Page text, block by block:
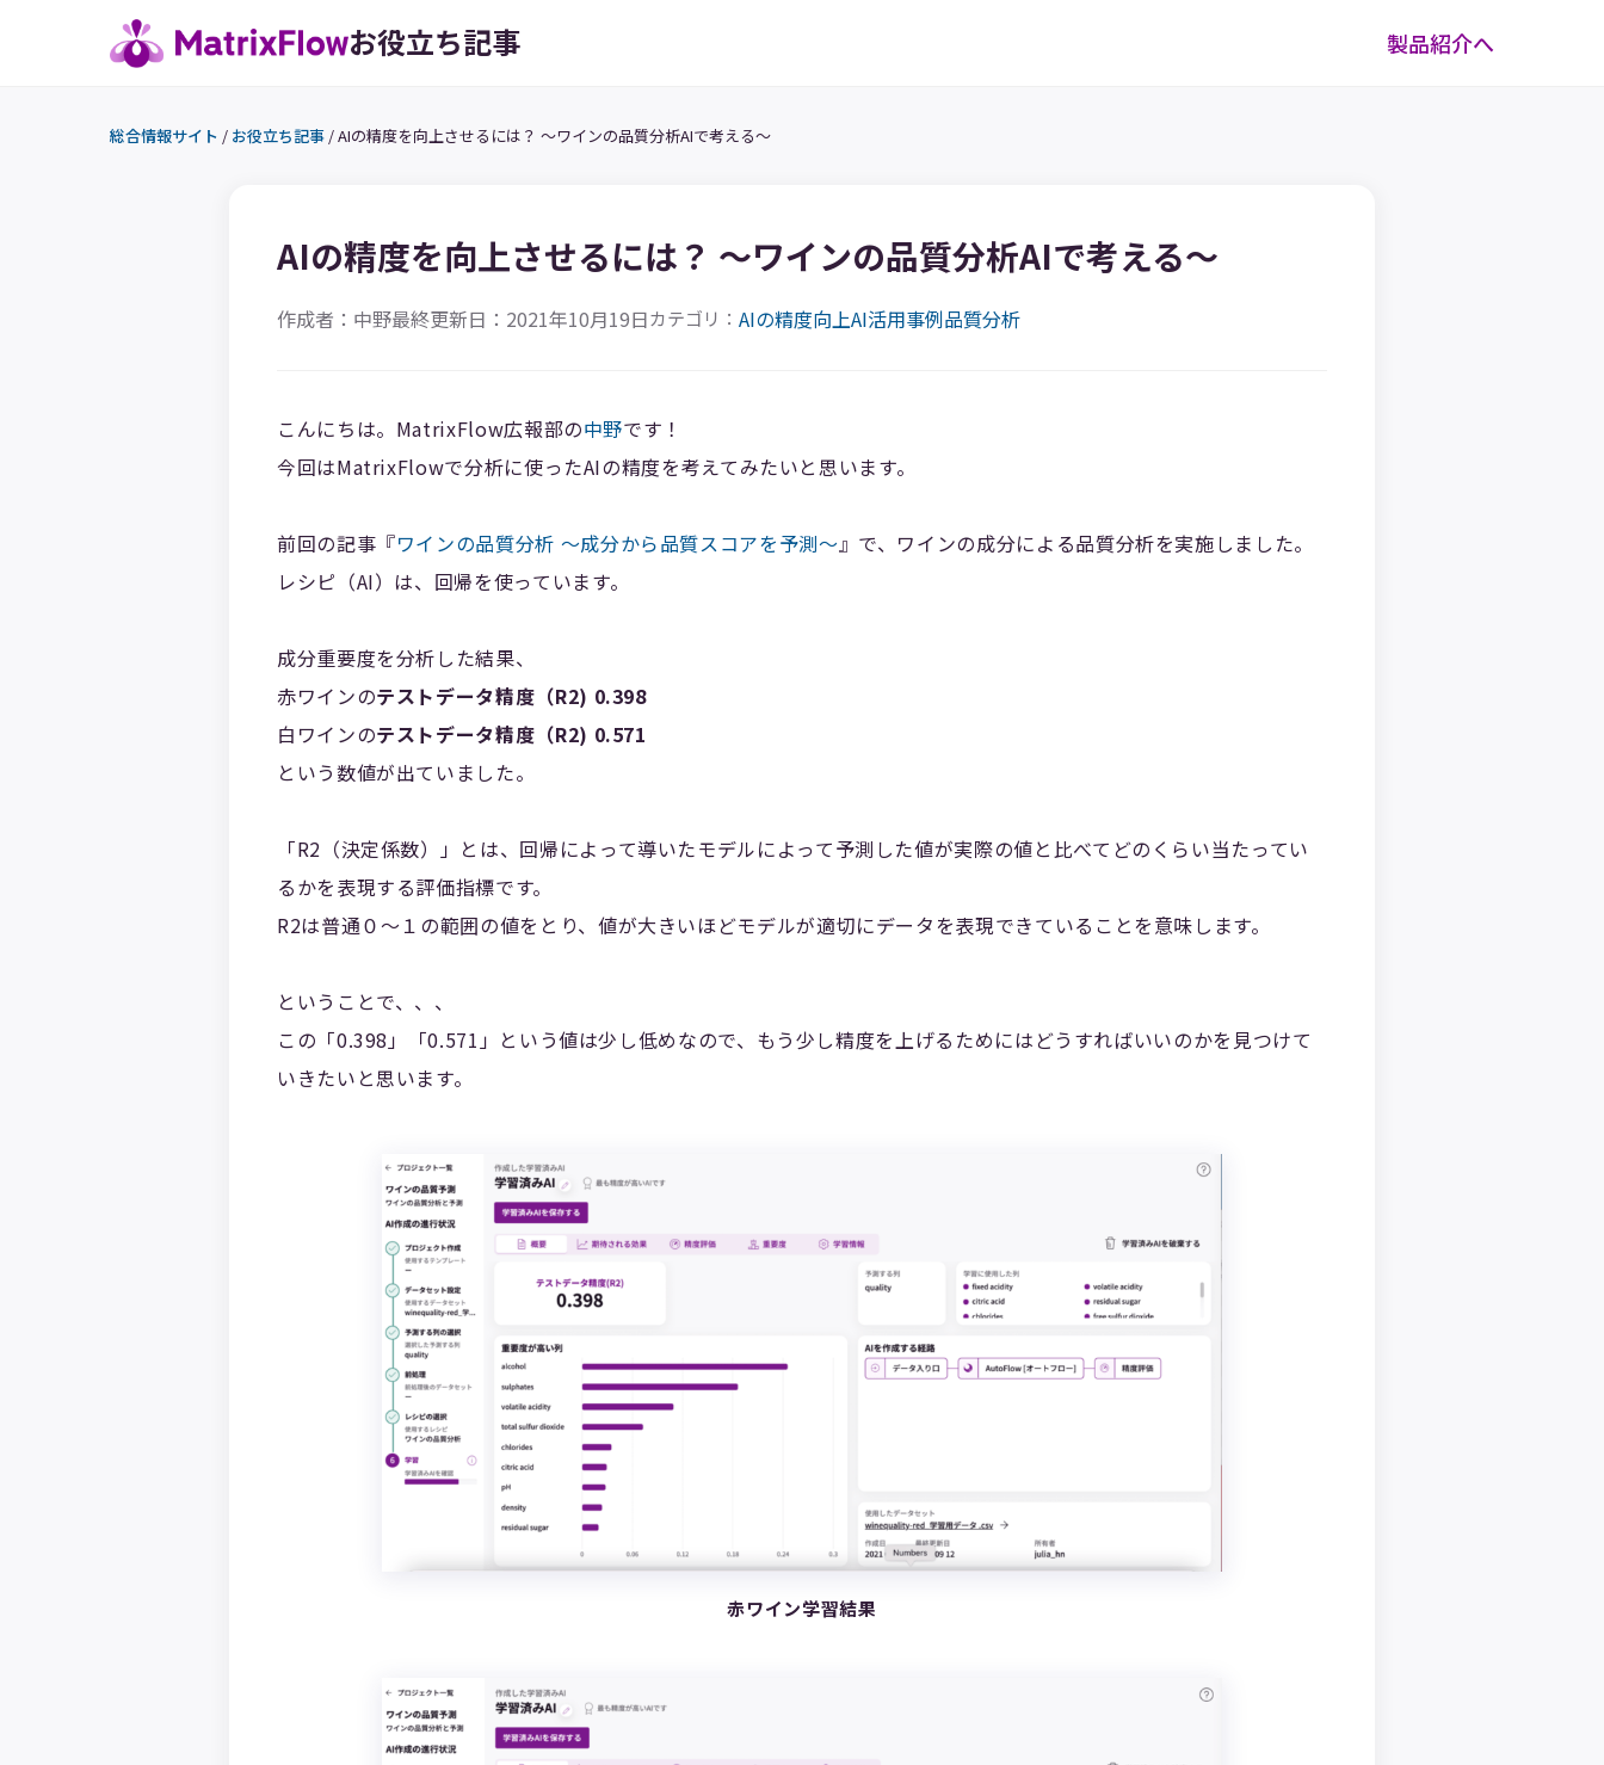
お役立ち記事 製品紹介へ
総合情報サイト / お役立ち記事 /AIの精度を向上させるには？ 〜ワインの品質分析AIで考える〜
AIの精度を向上させるには？ 〜ワインの品質分析AIで考える〜
作成者：中野最終更新日：2021年10月19日カテゴリ： AIの精度向上AI活用事例品質分析
こんにちは。MatrixFlow広報部の中野です！
今回はMatrixFlowで分析に使ったAIの精度を考えてみたいと思います。
前回の記事『ワインの品質分析 〜成分から品質スコアを予測〜』で、ワインの成分による品質分析を実施しました。
レシピ（AI）は、回帰を使っています。
成分重要度を分析した結果、
赤ワインのテストデータ精度（R2) 0.398
白ワインのテストデータ精度（R2) 0.571
という数値が出ていました。
「R2（決定係数）」とは、回帰によって導いたモデルによって予測した値が実際の値と比べてどのくらい当たってい
るかを表現する評価指標です。
R2は普通０～１の範囲の値をとり、値が大きいほどモデルが適切にデータを表現できていることを意味します。
ということで、、、
この「0.398」「0.571」という値は少し低めなので、もう少し精度を上げるためにはどうすればいいのかを見つけて
いきたいと思います。
赤ワイン学習結果